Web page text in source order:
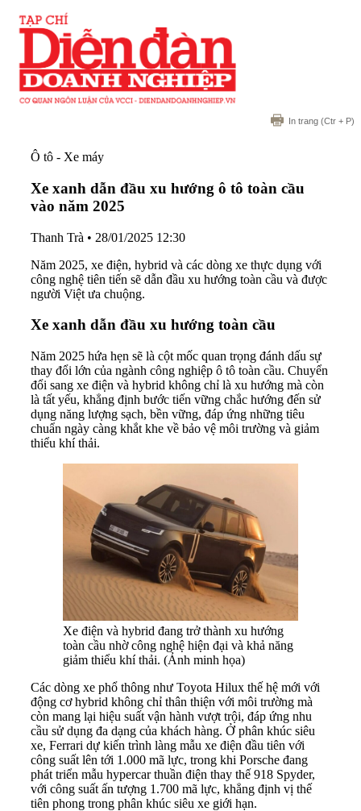
In trang (Ctr + P)
Ô tô - Xe máy
Xe xanh dẫn đầu xu hướng ô tô toàn cầu
vào năm 2025
Thanh Trà • 28/01/2025 12:30
Năm 2025, xe điện, hybrid và các dòng xe thực dụng với
công nghệ tiên tiến sẽ dẫn đầu xu hướng toàn cầu và được
người Việt ưa chuộng.
Xe xanh dẫn đầu xu hướng toàn cầu
Năm 2025 hứa hẹn sẽ là cột mốc quan trọng đánh dấu sự
thay đổi lớn của ngành công nghiệp ô tô toàn cầu. Chuyển
đổi sang xe điện và hybrid không chỉ là xu hướng mà còn
là tất yếu, khẳng định bước tiến vững chắc hướng đến sử
dụng năng lượng sạch, bền vững, đáp ứng những tiêu
chuẩn ngày càng khắt khe về bảo vệ môi trường và giảm
thiểu khí thải.
Xe điện và hybrid đang trở thành xu hướng
toàn cầu nhờ công nghệ hiện đại và khả năng
giảm thiểu khí thải. (Ảnh minh họa)
Các dòng xe phổ thông như Toyota Hilux thế hệ mới với
động cơ hybrid không chỉ thân thiện với môi trường mà
còn mang lại hiệu suất vận hành vượt trội, đáp ứng nhu
cầu sử dụng đa dạng của khách hàng. Ở phân khúc siêu
xe, Ferrari dự kiến trình làng mẫu xe điện đầu tiên với
công suất lên tới 1.000 mã lực, trong khi Porsche đang
phát triển mẫu hypercar thuần điện thay thế 918 Spyder,
với công suất ấn tượng 1.700 mã lực, khẳng định vị thế
tiên phong trong phân khúc siêu xe giới hạn.